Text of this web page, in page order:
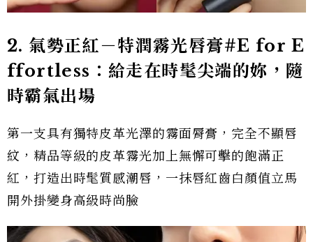
2. 氣勢正紅－特潤霧光唇膏#E for E
ffortless ：給走在時髦尖端的妳，隨
時霸氣出場
第一支具有獨特皮革光澤的霧面脣膏，完全不顯唇
紋，精品等級的皮革霧光加上無懈可擊的飽滿正
紅，打造出時髦質感潮唇，一抹唇紅齒白顏值立馬
開外掛變身高級時尚臉